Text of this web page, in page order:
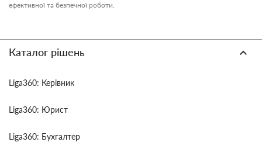
ефективної та безпечної роботи.
Каталог рішень
Liga360: Керівник
Liga360: Юрист
Liga360: Бухгалтер